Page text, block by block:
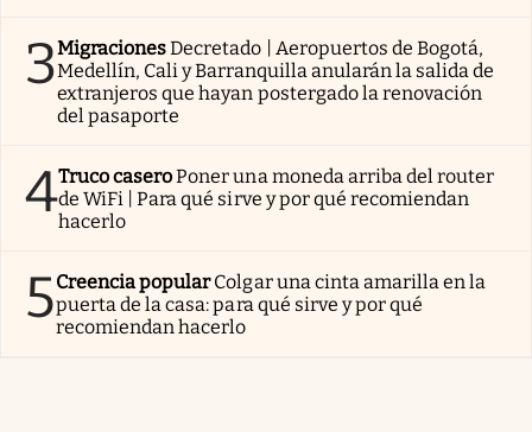
3MigracionesDecretado | Aeropuertos de Bogotá,
Medellín, Cali y Barranquilla anularán la salida de
extranjeros que hayan postergado la renovación
del pasaporte
4Truco caseroPoner una moneda arriba del router
de WiFi | Para qué sirve y por qué recomiendan
hacerlo
5Creencia popularColgar una cinta amarilla en la
puerta de la casa: para qué sirve y por qué
recomiendan hacerlo